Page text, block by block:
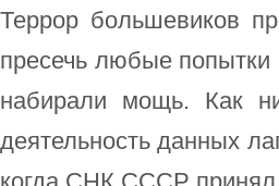
Террор большевиков
пресечь любые
набирали мощь. Как
деятельность данных